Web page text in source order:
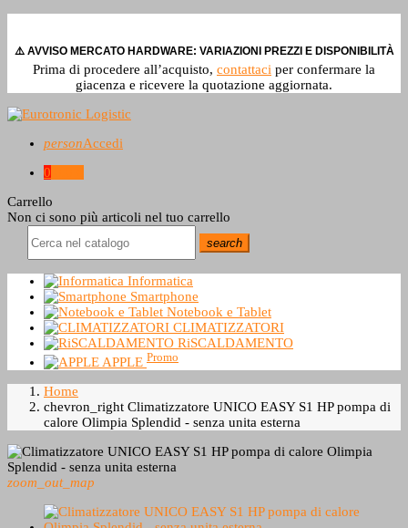
⚠️ AVVISO MERCATO HARDWARE: VARIAZIONI PREZZI E DISPONIBILITÀ
Prima di procedere all’acquisto, contattaci per confermare la
giacenza e ricevere la quotazione aggiornata.
personAccedi
0
Carrello
Non ci sono più articoli nel tuo carrello
search
Informatica
Smartphone
Notebook e Tablet
CLIMATIZZATORI
RiSCALDAMENTO
APPLE Promo
Home
chevron_right Climatizzatore UNICO EASY S1 HP pompa di
calore Olimpia Splendid - senza unita esterna
zoom_out_map